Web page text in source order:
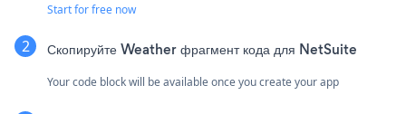
Start for free now
Скопируйте Weather фрагмент кода для NetSuite
Your code block will be available once you create your app